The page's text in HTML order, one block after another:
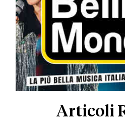
Articoli